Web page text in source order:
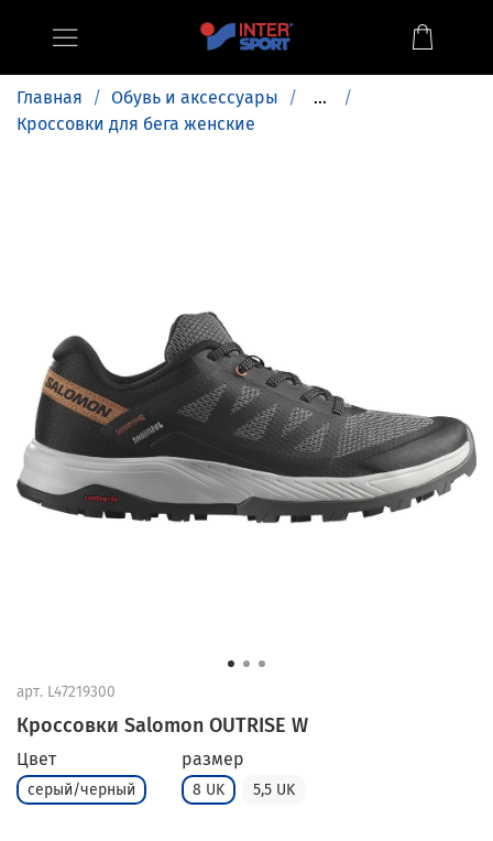
Главная Обувь и аксессуары
...
Кроссовки для бега женские
арт. L47219300
Кроссовки Salomon OUTRISE W
Цвет
серый/черный
размер
8 UK 5,5 UK